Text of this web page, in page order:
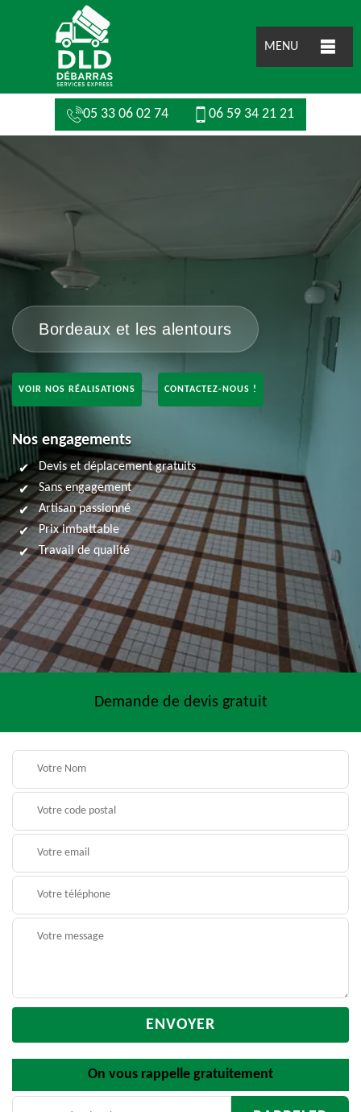
MENU
05 33 06 02 74 06 59 34 21 21
Bordeaux et les alentours
VOIR NOS RÉALISATIONS CONTACTEZ-NOUS !
Nos engagements
Devis et déplacement gratuits
Sans engagement
Artisan passionné
Prix imbattable
Travail de qualité
Demande de devis gratuit
On vous rappelle gratuitement